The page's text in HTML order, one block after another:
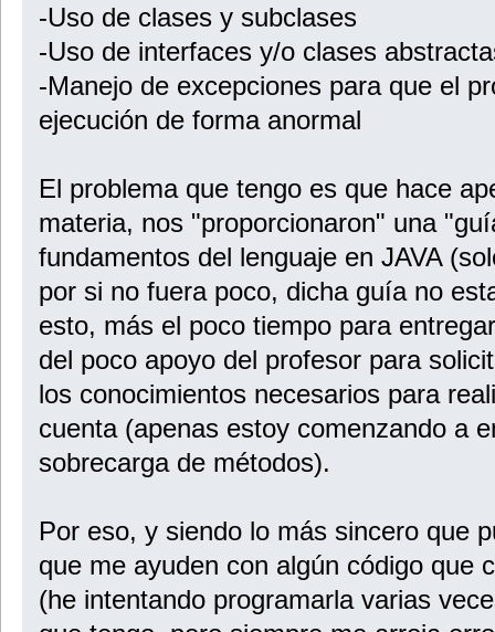
public void setCasado(boolean valorCasado){
casado = valorCasado;
}
public void setNumeroDocumentoIdentidad(String
numeroDocumentoIdentidad = valorNumeroDocumentoIdentidad;
}
}
public String getApellidos(){
return apellidos;
return edad;
public boolean getCasado(){
return casado;
}
return numeroDocumentoIdentidad;
}
-Uso de clases y subclases
-Uso de interfaces y/o clases
-Manejo de excepciones para que el
ejecución de forma anormal
El problema que tengo es que hace
materia, nos "proporcionaron" una
fundamentos del lenguaje en JAVA
por si no fuera poco, dicha guía no
esto, más el poco tiempo para
del poco apoyo del profesor para
los conocimientos necesarios para
cuenta (apenas estoy comenzando a
sobrecarga de métodos).
Por eso, y siendo lo más sincero que
que me ayuden con algún código que
(he intentando programarla varias